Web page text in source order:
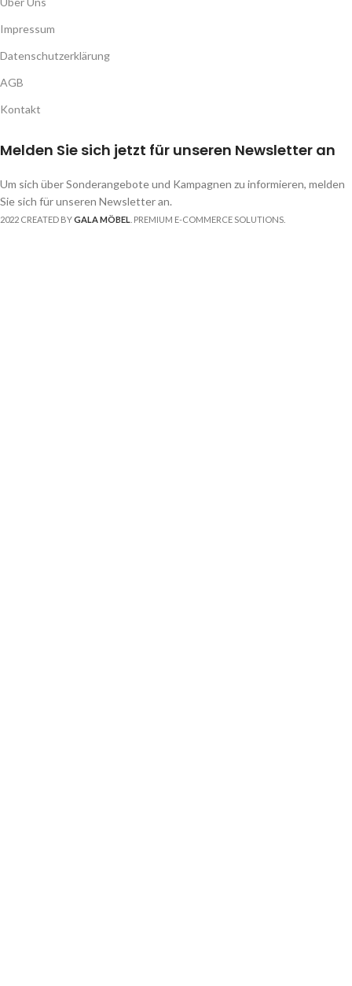
Impressum
Datenschutzerklärung
AGB
Kontakt
Melden Sie sich jetzt für unseren Newsletter an
Um sich über Sonderangebote und Kampagnen zu informieren, melden
Sie sich für unseren Newsletter an.
2022 CREATED BYGALA MÖBEL . PREMIUM E-COMMERCE SOLUTIONS.